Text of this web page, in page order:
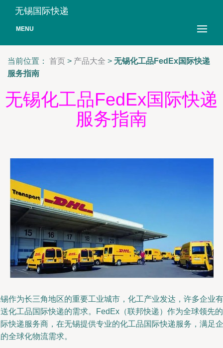
无锡国际快递
MENU
当前位置： 首页 > 产品大全 > 无锡化工品FedEx国际快递
服务指南
无锡化工品FedEx国际快递
服务指南
作为长三角地区的重要工业城市，化工产业发达，许多企业有
化工品国际快递的需求。FedEx（联邦快递）作为全球领先的
快递服务商，在无锡提供专业的化工品国际快递服务，满足企
全球化物流需求。